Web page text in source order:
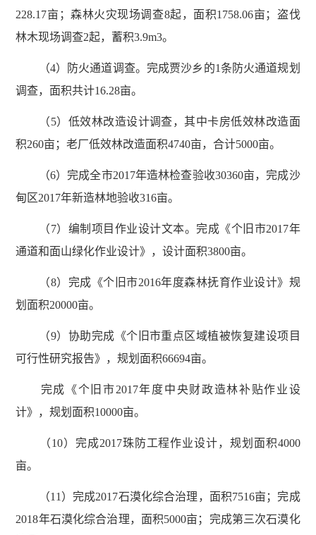
228.17亩；森林火灾现场调查8起，面积1758.06亩；盗伐
林木现场调查2起，蓄积3.9m3。
（4）防火通道调查。完成贾沙乡的1条防火通道规划
调查，面积共计16.28亩。
（5）低效林改造设计调查，其中卡房低效林改造面
积260亩；老厂低效林改造面积4740亩，合计5000亩。
（6）完成全市2017年造林检查验收30360亩，完成沙
甸区2017年新造林地验收316亩。
（7）编制项目作业设计文本。完成《个旧市2017年
通道和面山绿化作业设计》，设计面积3800亩。
（8）完成《个旧市2016年度森林抚育作业设计》规
划面积20000亩。
（9）协助完成《个旧市重点区域植被恢复建设项目
可行性研究报告》，规划面积66694亩。
完成《个旧市2017年度中央财政造林补贴作业设
计》，规划面积10000亩。
（10）完成2017珠防工程作业设计，规划面积4000
亩。
（11）完成2017石漠化综合治理，面积7516亩；完成
2018年石漠化综合治理，面积5000亩；完成第三次石漠化